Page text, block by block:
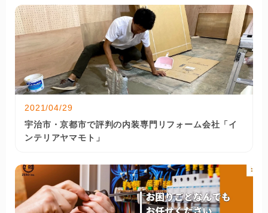
2021/04/29
宇治市・京都市で評判の内装専門リフォーム会社「イ
ンテリアヤマモト」